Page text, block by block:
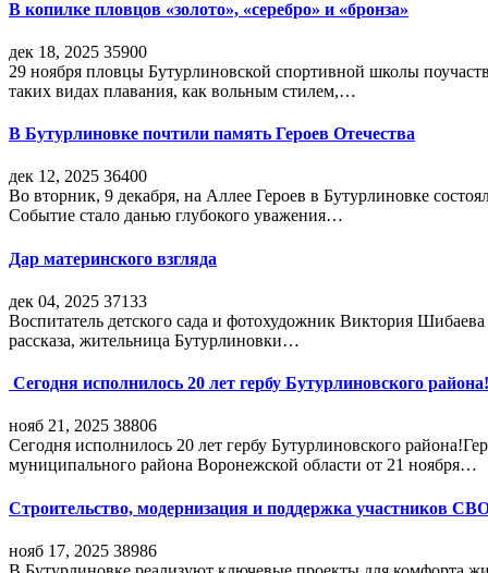
В копилке пловцов «золото», «серебро» и «бронза»
дек 18, 2025 35900
29 ноября пловцы Бутурлиновской спортивной школы
таких видах плавания, как вольным стилем,…
В Бутурлиновке почтили память Героев Отечества
дек 12, 2025 36400
Во вторник, 9 декабря, на Аллее Героев в Бутурлиновке
Событие стало данью глубокого уважения…
Дар материнского взгляда
дек 04, 2025 37133
Воспитатель детского сада и фотохудожник Виктория
рассказа, жительница Бутурлиновки…
Сегодня исполнилось 20 лет гербу Бутурлиновского района!
нояб 21, 2025 38806
Сегодня исполнилось 20 лет гербу Бутурлиновского
муниципального района Воронежской области от 21 ноября…
Строительство, модернизация и поддержка участников
нояб 17, 2025 38986